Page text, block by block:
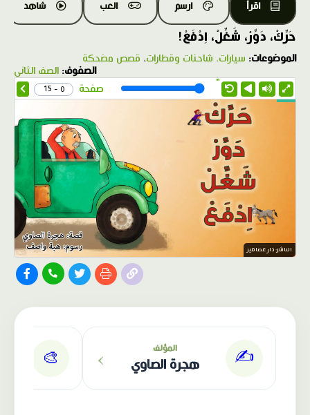
اقرأ ارسم العب شاهد
حَرِّكْ، دَوِّرْ، شَغِّلْ، اِدْفَعْ!
الموضوعات: سيارات، شاحنات وقطارات، قصص مضحكة
الصفوف: الصف الثاني
1.0X
صفحة 0 - 15
الناشر: دار عصافير
✍️ المؤلف
هجرة الصاوي ›
🎨